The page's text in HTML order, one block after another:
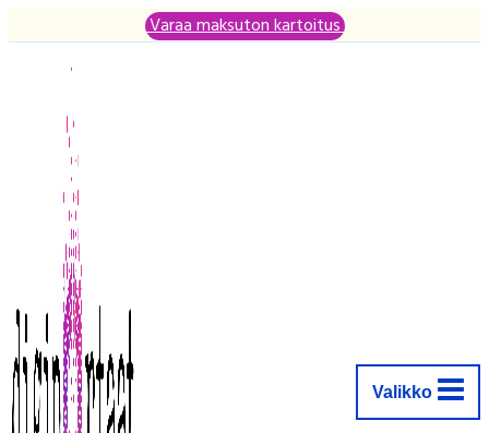
Varaa maksuton kartoitus
Valikko